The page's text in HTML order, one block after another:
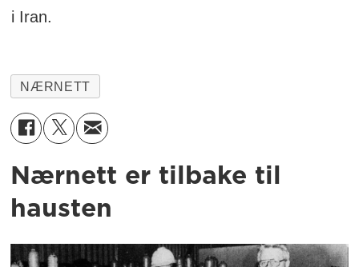
i Iran.
NÆRNETT
Nærnett er tilbake til
hausten